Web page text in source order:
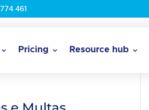
461
Pricing Resource hub